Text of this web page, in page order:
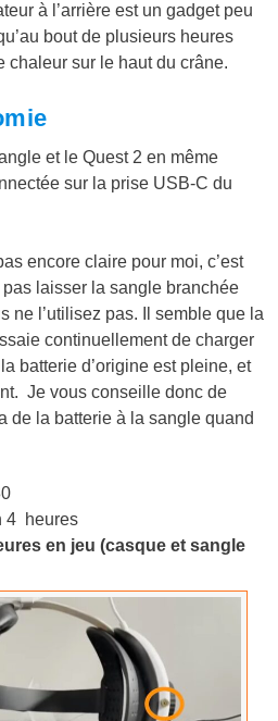
à l’arrière est un gadget peu
bout de plusieurs heures
chaleur sur le haut du crâne.
et le Quest 2 en même
sur la prise USB-C du
encore claire pour moi, c’est
pas laisser la sangle branchée
ne l’utilisez pas. Il semble que la
continuellement de charger
batterie d’origine est pleine, et
Je vous conseille donc de
de la batterie à la sangle quand
4 heures
en jeu (casque et sangle